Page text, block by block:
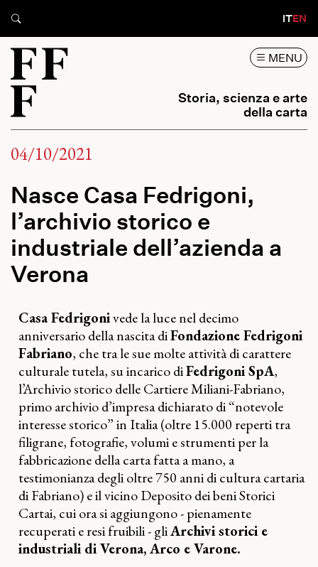
ITEN
MENU
Storia, scienza e arte
della carta
04/10/2021
Nasce Casa Fedrigoni,
l’archivio storico e
industriale dell’azienda a
Verona
Casa Fedrigonivede la luce nel decimo
anniversario della nascita diFondazione Fedrigoni
Fabriano, che tra le sue molte attività di carattere
culturale tutela, su incarico diFedrigoni SpA,
l’Archivio storico delle Cartiere Miliani-Fabriano,
primo archivio d’impresa dichiarato di “notevole
interesse storico” in Italia (oltre 15.000 reperti tra
filigrane, fotografie, volumi e strumenti per la
fabbricazione della carta fatta a mano, a
testimonianza degli oltre 750 anni di cultura cartaria
di Fabriano) e il vicino Deposito dei beni Storici
Cartai, cui ora si aggiungono - pienamente
recuperati e resi fruibili - gliArchivi storici e
industriali di Verona, Arco e Varone.